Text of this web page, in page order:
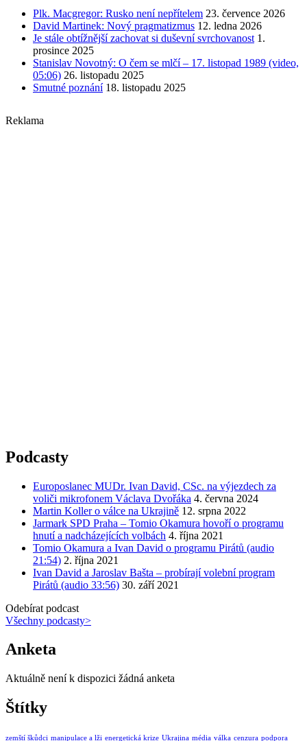
Plk. Macgregor: Rusko není nepřítelem 23. července 2026
David Martinek: Nový pragmatizmus 12. ledna 2026
Je stále obtížnější zachovat si duševní svrchovanost 1.
prosince 2025
Stanislav Novotný: O čem se mlčí – 17. listopad 1989 (video,
05:06) 26. listopadu 2025
Smutné poznání 18. listopadu 2025
Reklama
Podcasty
Europoslanec MUDr. Ivan David, CSc. na výjezdech za
voliči mikrofonem Václava Dvořáka 4. června 2024
Martin Koller o válce na Ukrajině 12. srpna 2022
Jarmark SPD Praha – Tomio Okamura hovoří o programu
hnutí a nadcházejících volbách 4. října 2021
Tomio Okamura a Ivan David o programu Pirátů (audio
21:54) 2. října 2021
Ivan David a Jaroslav Bašta – probírají volební program
Pirátů (audio 33:56) 30. září 2021
Odebírat podcast
Všechny podcasty>
Anketa
Aktuálně není k dispozici žádná anketa
Štítky
zemští škůdci manipulace a lži energetická krize Ukrajina média válka cenzura podpora